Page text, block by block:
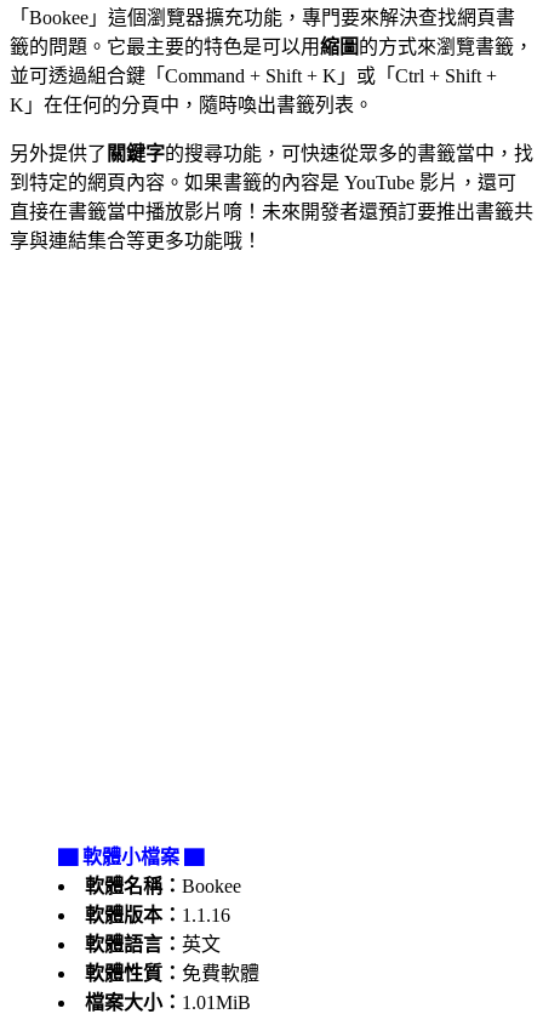
「Bookee」這個瀏覽器擴充功能，專門要來解決查找網頁書
籤的問題。它最主要的特色是可以用縮圖的方式來瀏覽書籤，
並可透過組合鍵「Command + Shift + K」或「Ctrl + Shift +
K」在任何的分頁中，隨時喚出書籤列表。
另外提供了 關鍵字的搜尋功能，可快速從眾多的書籤當中，找
到特定的網頁內容。如果書籤的內容是 YouTube 影片，還可
直接在書籤當中播放影片唷！未來開發者還預訂要推出書籤共
享與連結集合等更多功能哦！
▇ 軟體小檔案 ▇
軟體名稱： Bookee
軟體版本： 1.1.16
軟體語言： 英文
軟體性質： 免費軟體
檔案大小： 1.01MiB